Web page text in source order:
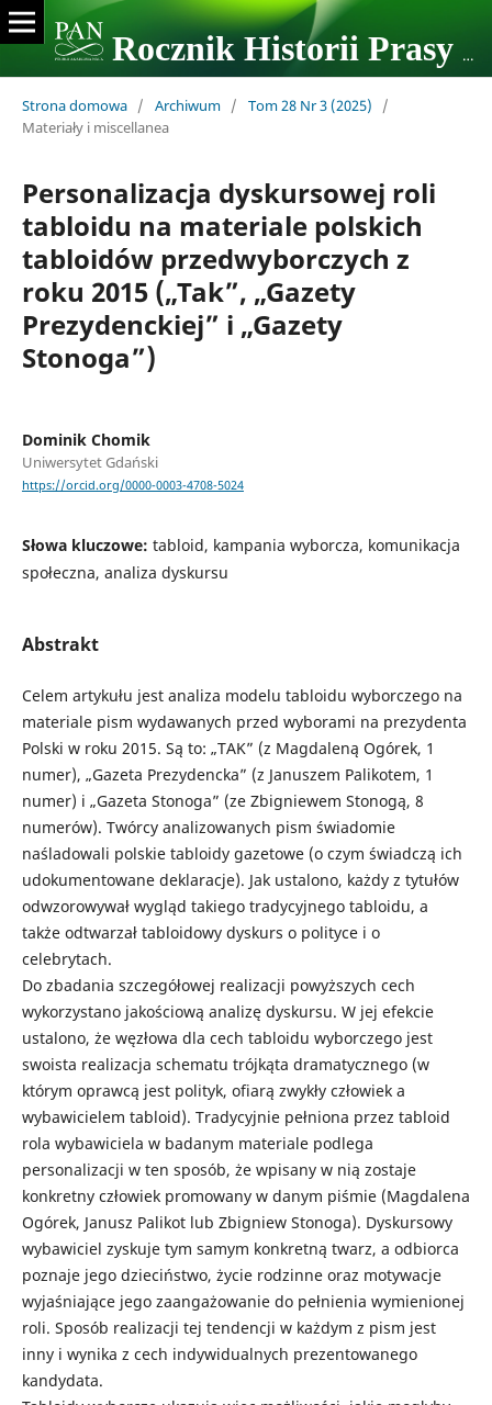
Rocznik Historii Prasy Polskiej
Strona domowa / Archiwum / Tom 28 Nr 3 (2025)
/
Materiały i miscellanea
Personalizacja dyskursowej roli
tabloidu na materiale polskich
tabloidów przedwyborczych z
roku 2015 („Tak”, „Gazety
Prezydenckiej” i „Gazety
Stonoga”)
Dominik Chomik
Uniwersytet Gdański
https://orcid.org/0000-0003-4708-5024
Słowa kluczowe: tabloid, kampania wyborcza, komunikacja
społeczna, analiza dyskursu
Abstrakt
Celem artykułu jest analiza modelu tabloidu wyborczego na
materiale pism wydawanych przed wyborami na prezydenta
Polski w roku 2015. Są to: „TAK” (z Magdaleną Ogórek, 1
numer), „Gazeta Prezydencka” (z Januszem Palikotem, 1
numer) i „Gazeta Stonoga” (ze Zbigniewem Stonogą, 8
numerów). Twórcy analizowanych pism świadomie
naśladowali polskie tabloidy gazetowe (o czym świadczą ich
udokumentowane deklaracje). Jak ustalono, każdy z tytułów
odwzorowywał wygląd takiego tradycyjnego tabloidu, a
także odtwarzał tabloidowy dyskurs o polityce i o
celebrytach.
Do zbadania szczegółowej realizacji powyższych cech
wykorzystano jakościową analizę dyskursu. W jej efekcie
ustalono, że węzłowa dla cech tabloidu wyborczego jest
swoista realizacja schematu trójkąta dramatycznego (w
którym oprawcą jest polityk, ofiarą zwykły człowiek a
wybawicielem tabloid). Tradycyjnie pełniona przez tabloid
rola wybawiciela w badanym materiale podlega
personalizacji w ten sposób, że wpisany w nią zostaje
konkretny człowiek promowany w danym piśmie (Magdalena
Ogórek, Janusz Palikot lub Zbigniew Stonoga). Dyskursowy
wybawiciel zyskuje tym samym konkretną twarz, a odbiorca
poznaje jego dzieciństwo, życie rodzinne oraz motywacje
wyjaśniające jego zaangażowanie do pełnienia wymienionej
roli. Sposób realizacji tej tendencji w każdym z pism jest
inny i wynika z cech indywidualnych prezentowanego
kandydata.